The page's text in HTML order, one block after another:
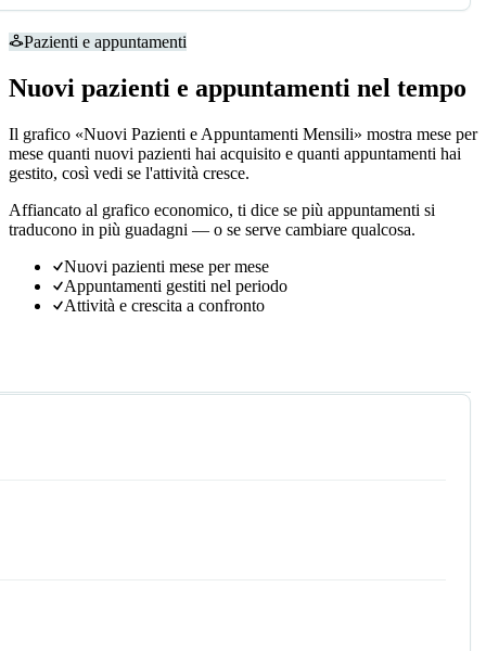
Pazienti e appuntamenti
Nuovi pazienti e appuntamenti nel tempo
Il grafico «Nuovi Pazienti e Appuntamenti Mensili» mostra mese per
mese quanti nuovi pazienti hai acquisito e quanti appuntamenti hai
gestito, così vedi se l'attività cresce.
Affiancato al grafico economico, ti dice se più appuntamenti si
traducono in più guadagni — o se serve cambiare qualcosa.
Nuovi pazienti mese per mese
Appuntamenti gestiti nel periodo
Attività e crescita a confronto